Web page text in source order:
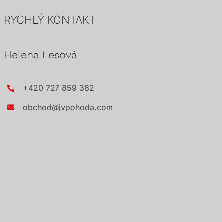
RYCHLÝ KONTAKT
Helena Lesová
+420 727 859 382
obchod@jvpohoda.com